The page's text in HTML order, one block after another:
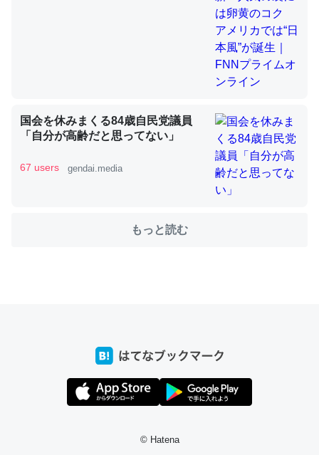
ウチもEchoを実家に置いて４年。でたまに覗いてる。ぼ
ちぼちRingも置こうかと画策中。あと、Googleマップで
位置情報を共有してる。電池残量や充電中かが分かるので
ちょうど同じ理由でEcho Show 8を設定中でした。Prime
り時間を日数にすると1週間とかの人が多いそうだけど、
たいなのでネット環境作ったけどAlexaしか使わないので
回線代ほとんどかからないですよ。参考：
国会を休みまくる84歳自民党議員
「自分が高齢だと思ってない」
67 users gendai.media
もっと読む
© Hatena